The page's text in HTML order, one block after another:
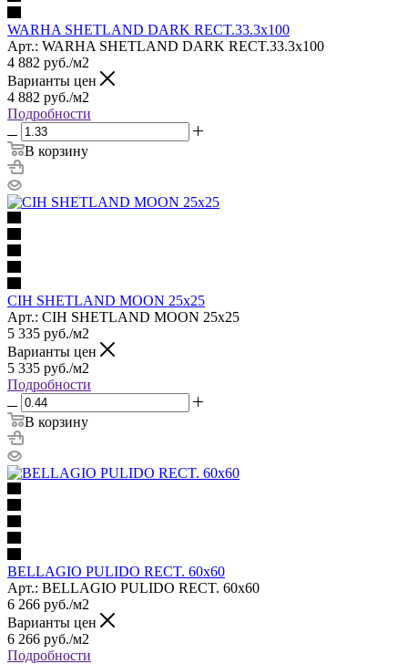
WARHA SHETLAND DARK RECT.33.3x100
Арт.: WARHA SHETLAND DARK RECT.33.3x100
4 882 руб./м2
Варианты цен
4 882 руб./м2
Подробности
В корзину
CIH SHETLAND MOON 25x25
Арт.: CIH SHETLAND MOON 25x25
5 335 руб./м2
Варианты цен
5 335 руб./м2
Подробности
В корзину
BELLAGIO PULIDO RECT. 60x60
Арт.: BELLAGIO PULIDO RECT. 60x60
6 266 руб./м2
Варианты цен
6 266 руб./м2
Подробности